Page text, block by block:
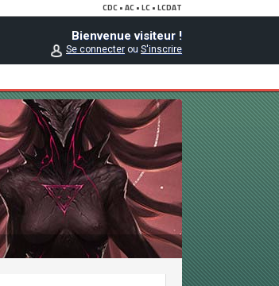
Bienvenue visiteur !
Se connecterou S'inscrire